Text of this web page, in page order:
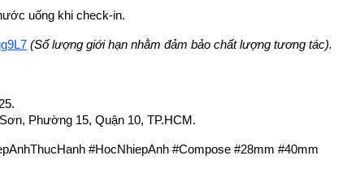
uống khi check-in.
(Số lượng giới hạn nhằm đảm bảo chất lượng tương tác).
Phường 15, Quận 10, TP.HCM.
#HocNhiepAnh #Compose #28mm #40mm